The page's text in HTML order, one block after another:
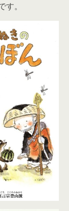
。